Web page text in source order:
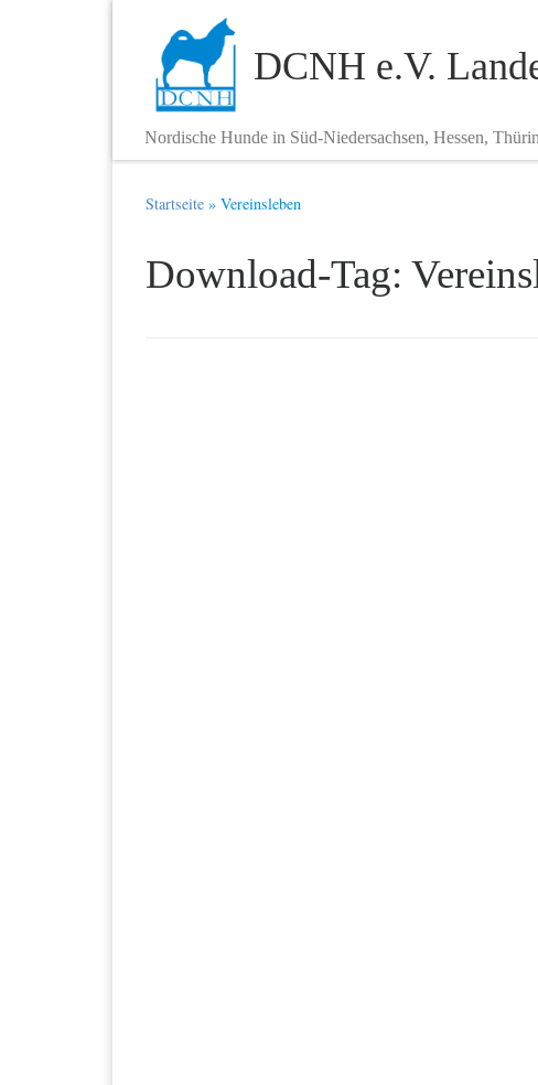
Zum Inhalt springen
DCNH e.V.
Nordische Hunde in Süd-Niedersachsen, Hessen,
Startseite » Vereinsleben
Download-Tag: